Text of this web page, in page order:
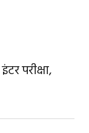
परीक्षा,